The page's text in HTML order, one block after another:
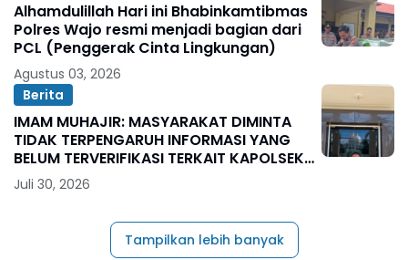
Alhamdulillah Hari ini Bhabinkamtibmas
Polres Wajo resmi menjadi bagian dari
PCL (Penggerak Cinta Lingkungan)
Agustus 03, 2026
Berita
IMAM MUHAJIR: MASYARAKAT DIMINTA
TIDAK TERPENGARUH INFORMASI YANG
BELUM TERVERIFIKASI TERKAIT KAPOLSEK
BOLO
Juli 30, 2026
Tampilkan lebih banyak